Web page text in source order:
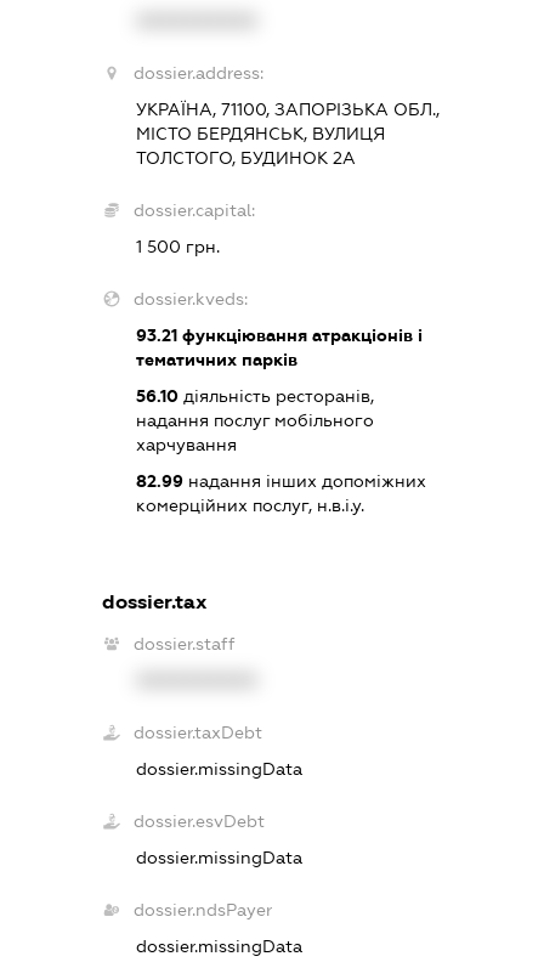
dossier.address:
УКРАЇНА, 71100, ЗАПОРІЗЬКА ОБЛ.,
МІСТО БЕРДЯНСЬК, ВУЛИЦЯ
ТОЛСТОГО, БУДИНОК 2А
dossier.capital:
1 500 грн.
dossier.kveds:
93.21функціювання атракціонів і
тематичних парків
56.10діяльність ресторанів,
надання послуг мобільного
харчування
82.99надання інших допоміжних
комерційних послуг, н.в.і.у.
dossier.tax
dossier.staff
dossier.taxDebt
dossier.missingData
dossier.esvDebt
dossier.missingData
dossier.ndsPayer
dossier.missingData